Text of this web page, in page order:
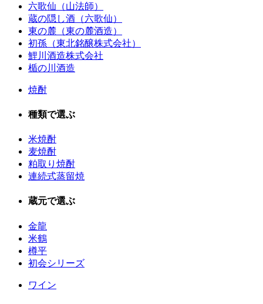
六歌仙（山法師）
蔵の隠し酒（六歌仙）
東の麓（東の麓酒造）
初孫（東北銘醸株式会社）
鯉川酒造株式会社
楯の川酒造
焼酎
種類で選ぶ
米焼酎
麦焼酎
粕取り焼酎
連続式蒸留焼
蔵元で選ぶ
金龍
米鶴
樽平
初会シリーズ
ワイン